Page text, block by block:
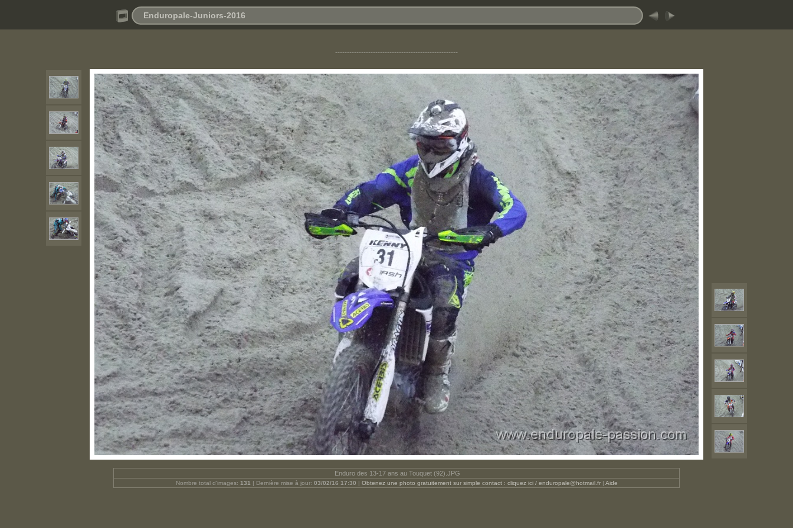
Enduropale-Juniors-2016
----------------------------------------------------
Enduro des 13-17 ans au Touquet (92).JPG
Nombre total d'images: 131 | Dernière mise à jour: 03/02/16 17:30 | Obtenez une photo gratuitement sur simple contact : cliquez ici / enduropale@hotmail.fr| Aide